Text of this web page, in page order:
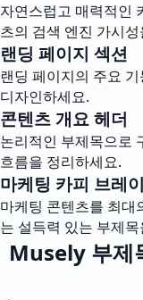
자연스럽고 매력적인
츠의 검색 엔진 가시
랜딩 페이지 섹션
랜딩 페이지의 주요
디자인하세요.
콘텐츠 개요 헤더
논리적인 부제목으로
흐름을 정리하세요.
마케팅 카피 브레
마케팅 콘텐츠를 최대
는 설득력 있는 부제
Musely 부제